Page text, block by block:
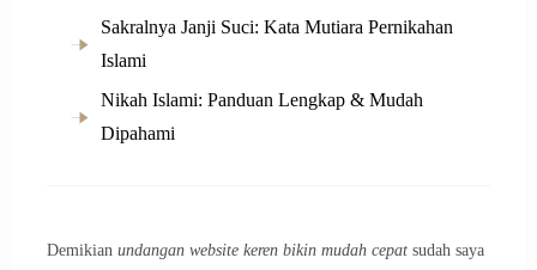
Sakralnya Janji Suci: Kata Mutiara Pernikahan
Islami
Nikah Islami: Panduan Lengkap & Mudah
Dipahami
Demikian undangan website keren bikin mudah cepatsudah saya